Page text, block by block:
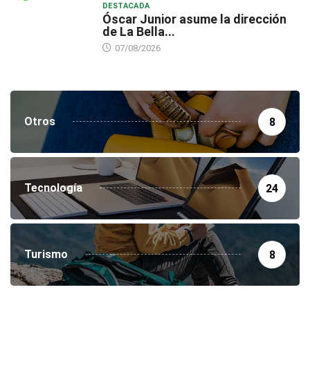
DESTACADA
Óscar Junior asume la dirección
de La Bella...
07/08/2026
Otros 8
Tecnología 24
Turismo 8